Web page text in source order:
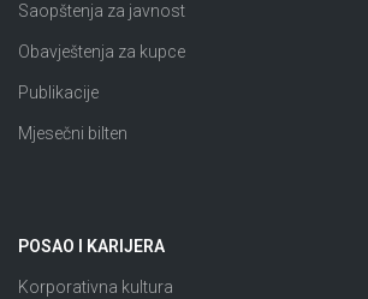
Saopštenja za javnost
Obavještenja za kupce
Publikacije
Mjesečni bilten
POSAO I KARIJERA
Korporativna kultura